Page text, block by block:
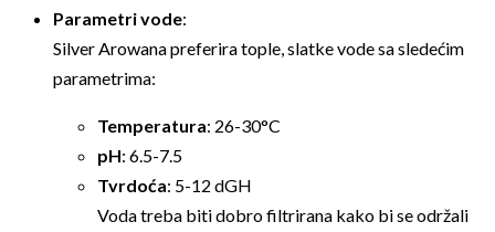
Parametri vode:
Silver Arowana preferira tople, slatke vode sa sledećim
parametrima:
Temperatura: 26-30°C
pH: 6.5-7.5
Tvrdoća: 5-12 dGH
Voda treba biti dobro filtrirana kako bi se održali